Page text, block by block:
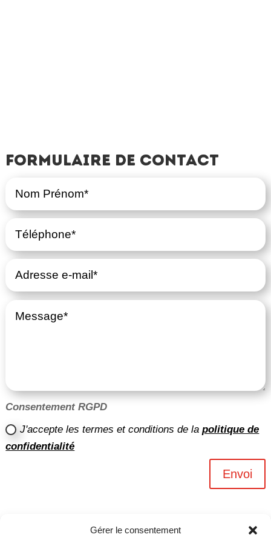
Gérer le consentement
Formulaire de contact
Consentement RGPD
J'accepte les termes et conditions de lapolitique de
confidentialité
Envoi